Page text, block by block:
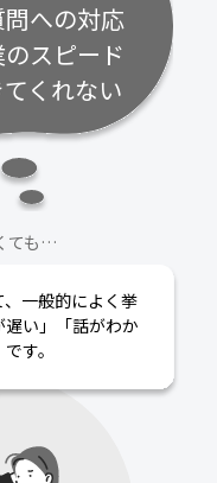
への対応
スピード
くれない
ても…
一般的によく挙
い」「話がわか
す。